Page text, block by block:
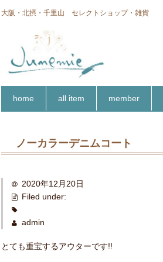
大阪・北摂・千里山 セレクトショップ・雑貨
home all item member
ノーカラーデニムコート
2020年12月20日
Filed under:
admin
とても重宝するアウターです!!